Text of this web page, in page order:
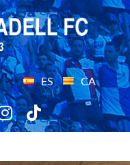
ES CA